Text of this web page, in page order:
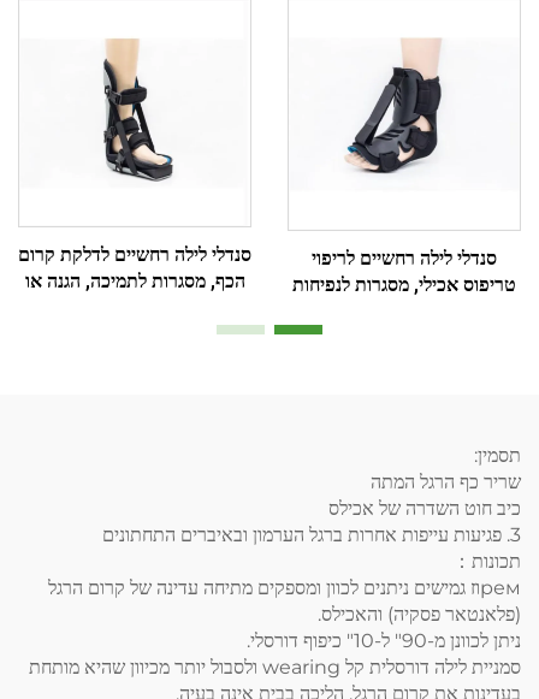
סנדלי לילה רחשיים לריפוי
טריפוס אכילי, מסגרות לנפיחות
סנדלי לילה רחשיים לדלקת קרום
הכף, מסגרות לתמיכה, הגנה או
תסמין:
שריר כף הרגל המתה
כיב חוט השדרה של אכילס
3. פגיעות עייפות אחרות ברגל הערמון ובאיברים התחתונים
תכונות：
ремוז גמישים ניתנים לכוון ומספקים מתיחה עדינה של קרום הרגל
(פלאנטאר פסקיה) והאכילס.
ניתן לכוונן מ-90" ל-10" כיפוף דורסלי.
סמניית לילה דורסלית קל wearing ולסבול יותר מכיוון שהיא מותחת
בעדינות את קרום הרגל. הליכה בבית אינה בעיה.